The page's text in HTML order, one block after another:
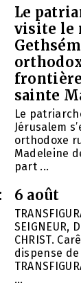
Le
visite le
sainte
Le
Jérusalem
orthodoxe
Madeleine
part ...
6 août
SEIGNEUR,
CHRIST.
dispense de
...